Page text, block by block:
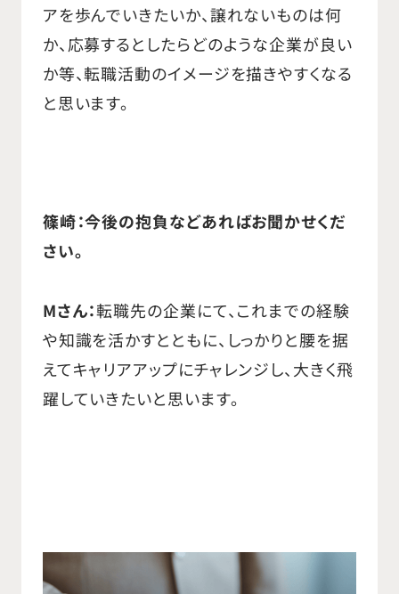
アを歩んでいきたいか、譲れないものは何
か、応募するとしたらどのような企業が良い
か等、転職活動のイメージを描きやすくなる
と思います。
篠崎：今後の抱負などあればお聞かせくだ
さい。
Mさん：転職先の企業にて、これまでの経験
や知識を活かすとともに、しっかりと腰を据
えてキャリアアップにチャレンジし、大きく飛
躍していきたいと思います。